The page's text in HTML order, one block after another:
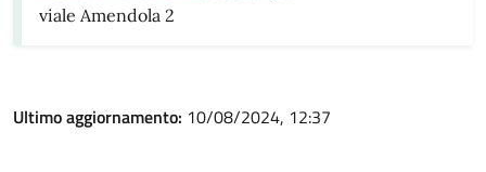
viale Amendola 2
Ultimo aggiornamento: 10/08/2024, 12:37